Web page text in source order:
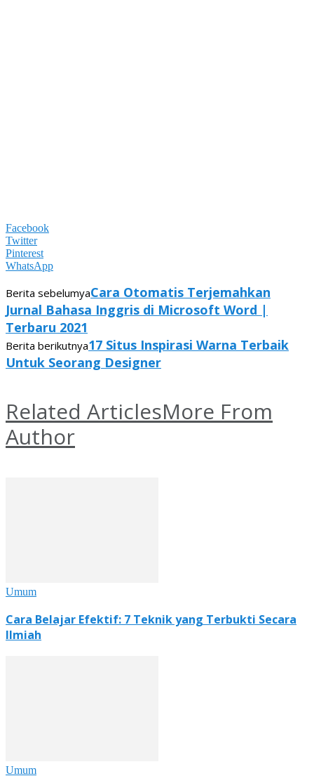
Facebook
Twitter
Pinterest
WhatsApp
Berita sebelumyaCara Otomatis Terjemahkan
Jurnal Bahasa Inggris di Microsoft Word |
Terbaru 2021
Berita berikutnya17 Situs Inspirasi Warna Terbaik
Untuk Seorang Designer
Related ArticlesMore From
Author
Umum
Cara Belajar Efektif: 7 Teknik yang Terbukti Secara
Ilmiah
Umum